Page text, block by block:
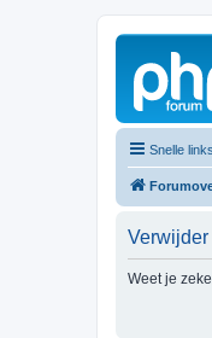
Snelle links
Weet je